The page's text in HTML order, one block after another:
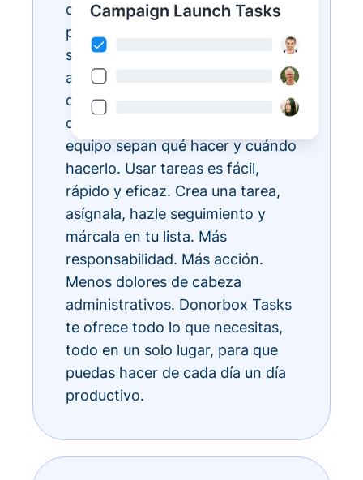
con Donorbox Tasks. Ahora
puedes organizar, priorizar y
simplificar todas tus tareas
administrativas diarias, todo
dentro del ecosistema CRM, para
que todos los miembros de tu
equipo sepan qué hacer y cuándo
hacerlo. Usar tareas es fácil,
rápido y eficaz. Crea una tarea,
asígnala, hazle seguimiento y
márcala en tu lista. Más
responsabilidad. Más acción.
Menos dolores de cabeza
administrativos. Donorbox Tasks
te ofrece todo lo que necesitas,
todo en un solo lugar, para que
puedas hacer de cada día un día
productivo.